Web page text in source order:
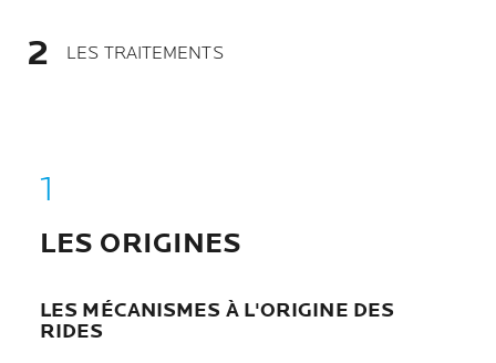
LES TRAITEMENTS
LES ORIGINES
LES MÉCANISMES À L'ORIGINE DES
RIDES